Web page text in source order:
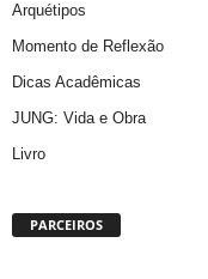
Arquétipos
Momento de Reflexão
Dicas Acadêmicas
JUNG: Vida e Obra
Livro
PARCEIROS